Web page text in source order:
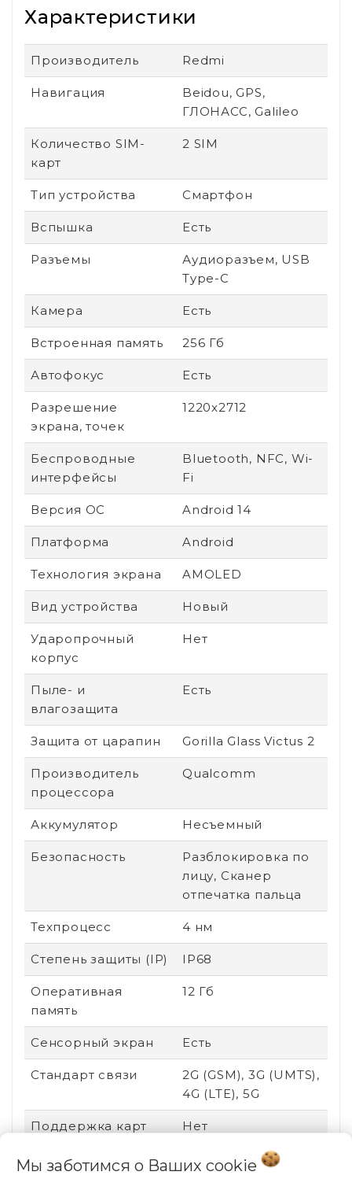
Характеристики
Производитель Redmi
Навигация
Beidou, GPS,
ГЛОНАСС, Galileo
Количество SIM-
карт
2 SIM
Тип устройства Смартфон
Вспышка Есть
Разъемы
Аудиоразъем, USB
Type-C
Камера Есть
Встроенная память 256 Гб
Автофокус Есть
Разрешение
экрана, точек
1220x2712
Беспроводные
интерфейсы
Bluetooth, NFC, Wi-
Fi
Версия ОС Android 14
Платформа Android
Технология экрана AMOLED
Вид устройства Новый
Ударопрочный
корпус
Нет
Пыле- и
влагозащита
Есть
Защита от царапин Gorilla Glass Victus 2
Производитель
процессора
Qualcomm
Аккумулятор Несъемный
Безопасность
Разблокировка по
лицу, Сканер
отпечатка пальца
Техпроцесс 4 нм
Степень защиты (IP) IP68
Оперативная
память
12 Гб
Сенсорный экран Есть
Стандарт связи
2G (GSM), 3G (UMTS),
4G (LTE), 5G
Поддержка карт
Нет
Мы заботимся о Ваших cookie